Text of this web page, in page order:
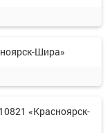
Шира»
«Красноярск-